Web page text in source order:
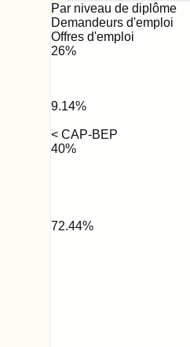
Par niveau de diplôme
Demandeurs d'emploi
Offres d'emploi
26%
9.14%
< CAP-BEP
40%
72.44%